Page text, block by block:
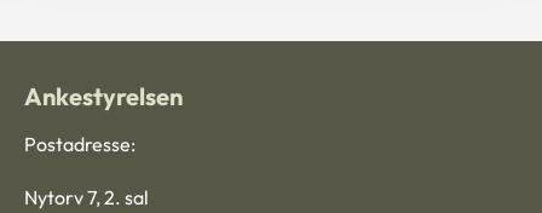
Ankestyrelsen
Postadresse:
Nytorv 7, 2. sal